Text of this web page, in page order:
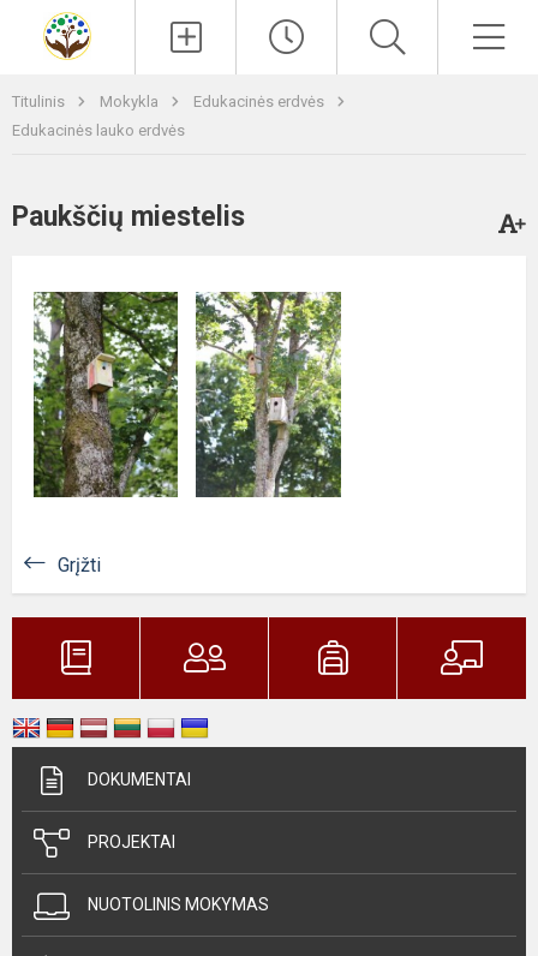
Titulinis Mokykla
Edukacinės erdvės
Edukacinės lauko erdvės
Paukščių miestelis
Grįžti
DOKUMENTAI
PROJEKTAI
NUOTOLINIS MOKYMAS